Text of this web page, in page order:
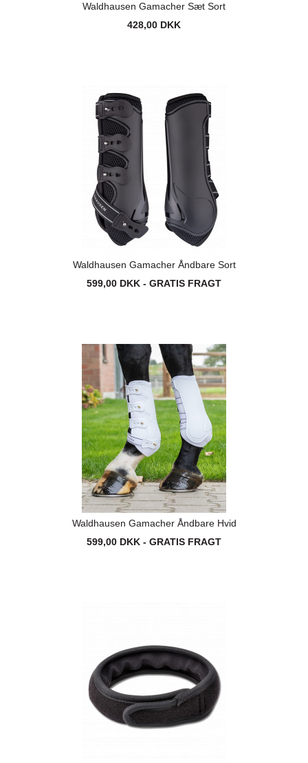
Waldhausen Gamacher Sæt Sort
428,00 DKK
Waldhausen Gamacher Åndbare Sort
599,00 DKK - GRATIS FRAGT
Waldhausen Gamacher Åndbare Hvid
599,00 DKK - GRATIS FRAGT